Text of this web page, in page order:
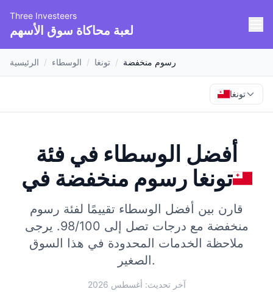
Three Investeers
لعبة محاكاة سوق الأسهم
الرئيسية / الوسطاء / تونغا / رسوم منخفضة
تونغا
أفضل الوسطاء في فئة
رسوم منخفضةفي تونغا
قارن بين أفضل الوسطاء تقييمًا لفئة رسوم
منخفضة مع درجات تصل إلى 98/100.
يرجى
ملاحظة الخدمات المحدودة في هذا السوق
الصغير.
آخر تحديث: أغسطس 2026